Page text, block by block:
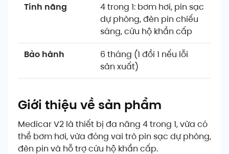
Tính năng
4 trong 1: bơm hơi, pin sạc
dự phòng, đèn pin chiếu
sáng, cứu hộ khẩn cấp
Bảo hành
6 tháng (1 đổi 1 nếu lỗi
sản xuất)
Giới thiệu về sản phẩm
Medicar V2 là thiết bị đa năng 4 trong 1, vừa có
thể bơm hơi, vừa đóng vai trò pin sạc dự phòng,
đèn pin và hỗ trợ cứu hộ khẩn cấp.